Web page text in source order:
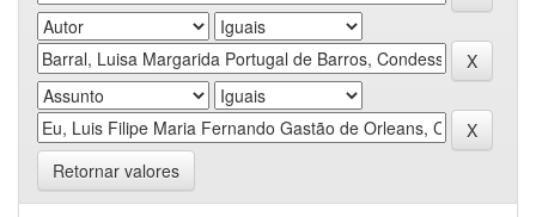
Retornar valores